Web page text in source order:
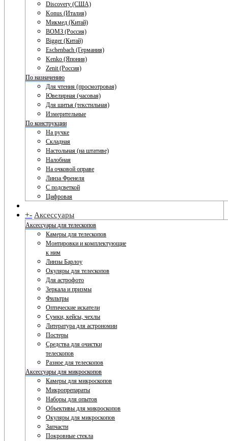
Discovery (США)
Konus (Италия)
Микмед (Китай)
ВОМЗ (Россия)
Bigger (Китай)
Eschenbach (Германия)
Kenko (Япония)
Zenit (Россия)
По назначению
Для чтения (просмотровая)
Ювелирная (часовая)
Для шитья (текстильная)
Измерительные
По конструкции
На ручке
Складная
Настольная (на штативе)
Налобная
На очковой оправе
Линза Френеля
С подсветкой
Цифровая
+- Аксессуары
Аксессуары для телескопов
Камеры для телескопов
Монтировки и комплектующие
к ним
Линзы Барлоу
Окуляры для телескопов
Для астрофото
Зеркала и призмы
Фильтры
Оптические искатели
Сумки, кейсы, чехлы
Литература для астрономии
Постеры
Средства для очистки
телескопов
Разное для телескопов
Аксессуары для микроскопов
Камеры для микроскопов
Микропрепараты
Наборы для опытов
Объективы для микроскопов
Окуляры для микроскопов
Запчасти
Покровные стекла